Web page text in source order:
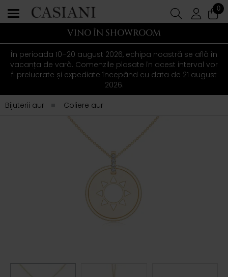
0
VINO ÎN SHOWROOM
În perioada 10–20 august 2026, echipa noastră se află în
vacanța de vară. Comenzile plasate în acest interval vor
fi prelucrate și expediate începând cu data de 21 august
2026.
Bijuterii aur
Coliere aur